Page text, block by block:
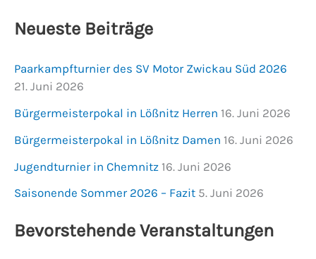
Neueste Beiträge
Paarkampfturnier des SV Motor Zwickau Süd 2026
21. Juni 2026
Bürgermeisterpokal in Lößnitz Herren 16. Juni 2026
Bürgermeisterpokal in Lößnitz Damen 16. Juni 2026
Jugendturnier in Chemnitz 16. Juni 2026
Saisonende Sommer 2026 – Fazit 5. Juni 2026
Bevorstehende Veranstaltungen